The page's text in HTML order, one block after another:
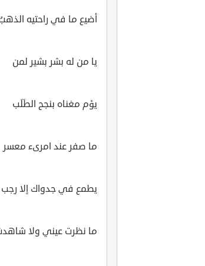
أضيع ما في راحتيه
يا من له بشر بشير لمن
يؤم مغناه بنجح الطَلَب
ما صفر عند امرىء معسر
يطمع في جدواك إلا رجب
ما نظرت عيني ولا